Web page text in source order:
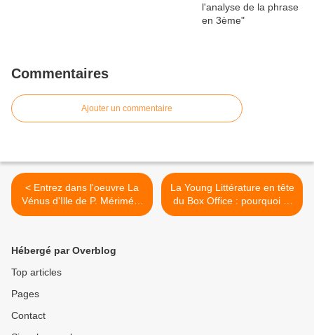
Commentaires
Ajouter un commentaire
< Entrez dans l'oeuvre La
Vénus d'Ille de P. Mérimée-
recherches documentaires
La Young Littérature en tête
du Box Office : pourquoi et
comment ? >
Hébergé par Overblog
Top articles
Pages
Contact